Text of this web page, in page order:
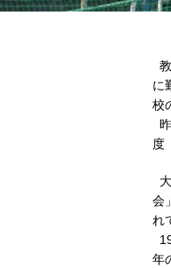
に
校
度
会
れ
年